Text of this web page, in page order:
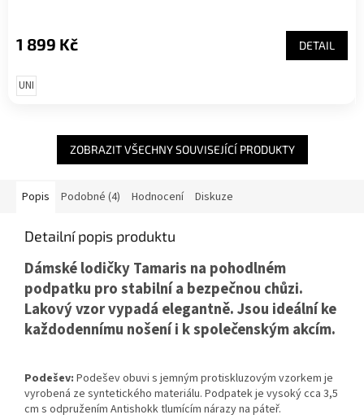
1 899 Kč DETAIL
UNI
ZOBRAZIT VŠECHNY SOUVISEJÍCÍ PRODUKTY
Popis Podobné (4) Hodnocení Diskuze
Detailní popis produktu
Dámské lodičky Tamaris na pohodlném
podpatku pro stabilní a bezpečnou chůzi.
Lakový vzor vypadá elegantně. Jsou ideální ke
každodennímu nošení i k společenským akcím.
Podešev: Podešev obuvi s jemným protiskluzovým vzorkem je
vyrobená ze syntetického materiálu. Podpatek je vysoký cca 3,5
cm s odpružením Antishokk tlumícím nárazy na páteř.